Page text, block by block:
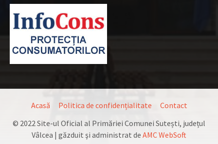
Acasă Politica de confidențialitate
Contact
© 2022 Site-ul Oficial al Primăriei Comunei Sutești, județul
Vâlcea | găzduit şi administrat de AMC WebSoft